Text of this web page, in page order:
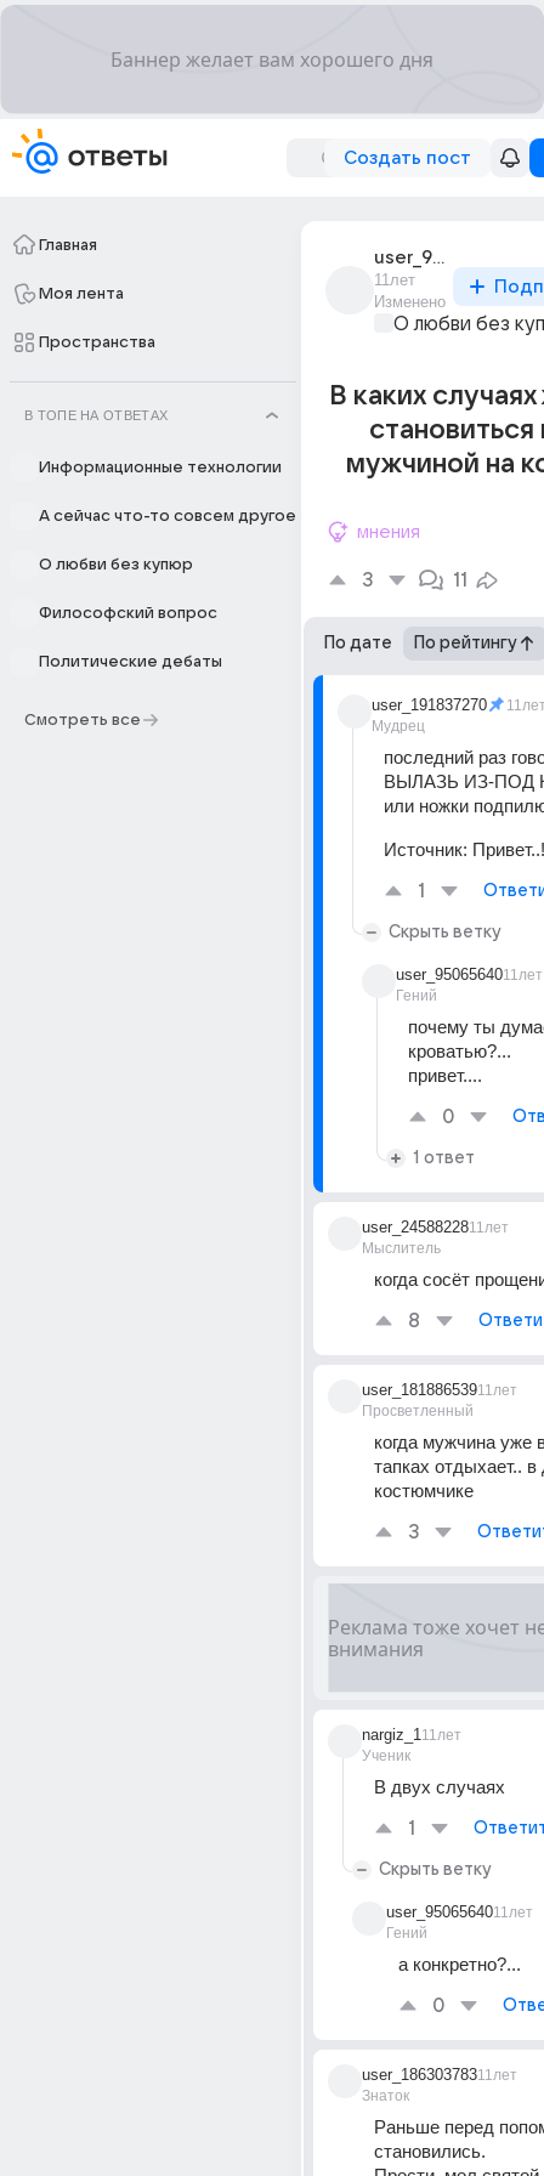
Создать пост
Главная
Моя лента
Пространства
В ТОПЕ НА ОТВЕТАХ
Информационные технологии
А сейчас что-то совсем другое
О любви без купюр
Философский вопрос
Политические дебаты
Смотреть все
user_95065640
11лет
Изменено
О любви без
В каких
мужчиной на
мнения
3 11
По дате По рейтингу
user_191837270
Мудрец
последний раз
ВЫЛАЗЬ ИЗ-ПОД
или ножки
Источник:
1
Скрыть ветку
user_95065640
Гений
11лет
почему ты
кроватью?...
привет....
0
1 ответ
user_24588228
Мыслитель
11лет
когда сосёт
8
user_181886539
Просветленный
11лет
когда мужчина уже
тапках отдыхает..
костюмчике
3
nargiz_1
Ученик
11лет
В двух случаях
1
Скрыть ветку
user_95065640
Гений
11лет
а конкретно?...
0
user_186303783
Знаток
11лет
Раньше перед
становились.